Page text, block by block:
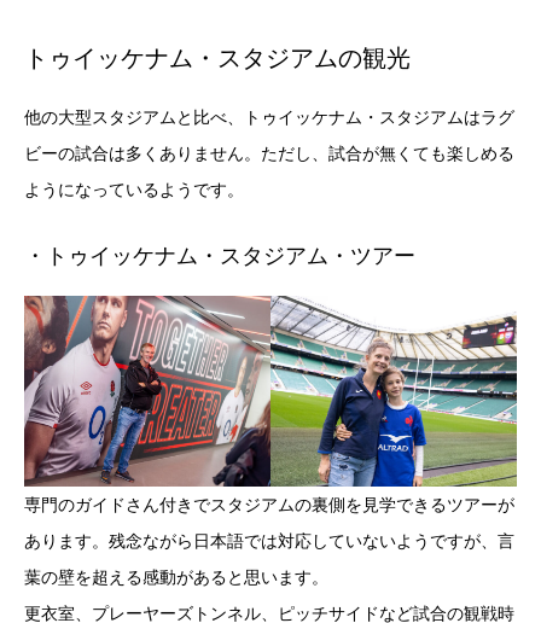
トゥイッケナム・スタジアムの観光
他の大型スタジアムと比べ、トゥイッケナム・スタジアムはラグ
ビーの試合は多くありません。ただし、試合が無くても楽しめる
ようになっているようです。
・トゥイッケナム・スタジアム・ツアー
専門のガイドさん付きでスタジアムの裏側を見学できるツアーが
あります。残念ながら日本語では対応していないようですが、言
葉の壁を超える感動があると思います。
更衣室、プレーヤーズトンネル、ピッチサイドなど試合の観戦時